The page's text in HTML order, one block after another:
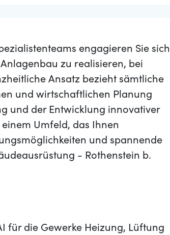
engagieren Sie sich
zu realisieren, bei
Ansatz bezieht sämtliche
und wirtschaftlichen Planung
und der Entwicklung innovativer
Umfeld, das Ihnen
und spannende
- Rothenstein b.
für die Gewerke Heizung, Lüftung